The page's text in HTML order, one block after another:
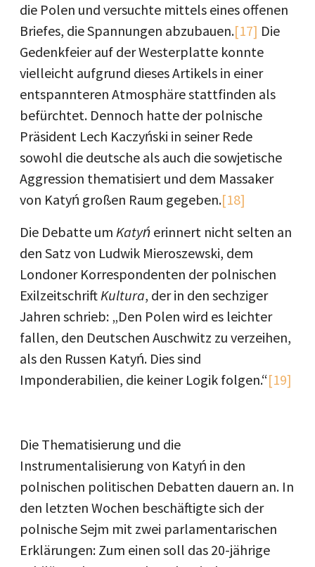
die Polen und versuchte mittels eines offenen
Briefes, die Spannungen abzubauen.[17] Die
Gedenkfeier auf der Westerplatte konnte
vielleicht aufgrund dieses Artikels in einer
entspannteren Atmosphäre stattfinden als
befürchtet. Dennoch hatte der polnische
Präsident Lech Kaczyński in seiner Rede
sowohl die deutsche als auch die sowjetische
Aggression thematisiert und dem Massaker
von Katyń großen Raum gegeben.[18]
Die Debatte um Katyń erinnert nicht selten an
den Satz von Ludwik Mieroszewski, dem
Londoner Korrespondenten der polnischen
ExilzeitschriftKultura, der in den sechziger
Jahren schrieb: „Den Polen wird es leichter
fallen, den Deutschen Auschwitz zu verzeihen,
als den Russen Katyń. Dies sind
Imponderabilien, die keiner Logik folgen.“[19]
Die Thematisierung und die
Instrumentalisierung von Katyń in den
polnischen politischen Debatten dauern an. In
den letzten Wochen beschäftigte sich der
polnische Sejm mit zwei parlamentarischen
Erklärungen: Zum einen soll das 20-jährige